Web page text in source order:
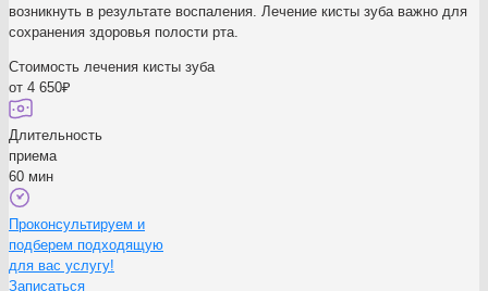
возникнуть в результате воспаления. Лечение кисты зуба важно для
сохранения здоровья полости рта.
Стоимость лечения кисты зуба
от 4 650₽
Длительность
приема
60 мин
Проконсультируем и
подберем подходящую
для вас услугу!
Записаться